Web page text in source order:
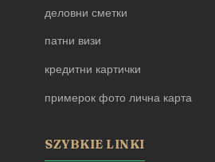
деловни сметки
патни визи
кредитни картички
примерок фото лична карта
SZYBKIE LINKI